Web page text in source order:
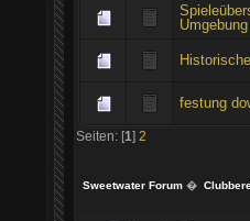
Umgebung
festung
Seiten: [1] 2
Sweetwater Forum �